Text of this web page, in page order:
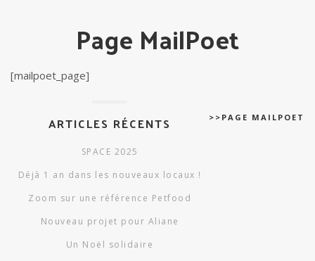
Page MailPoet
[mailpoet_page]
>>PAGE MAILPOET
ARTICLES RÉCENTS
SPACE 2025
Déjà 1 an dans les nouveaux locaux !
Zoom sur une référence Petfood
Nouveau projet pour Aliane
Un Noël solidaire